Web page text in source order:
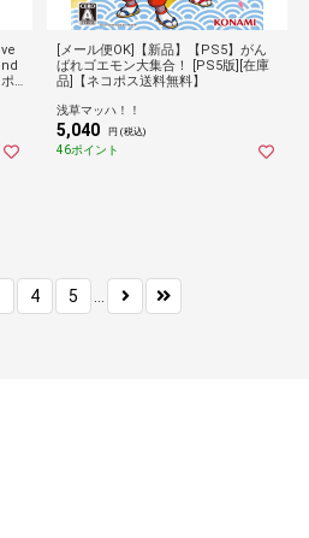
[メール便OK]【新品】【PS5】がん
ばれゴエモン大集合！ [PS5版][在庫
品]【ネコポス送料無料】
浅草マッハ！！
5,040 円 (税込)
46ポイント
4 5